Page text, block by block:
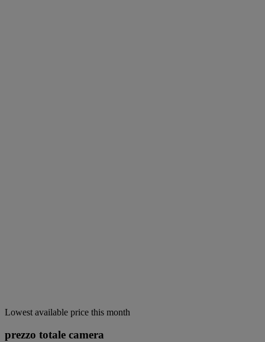
Lowest available price this month
prezzo totale camera